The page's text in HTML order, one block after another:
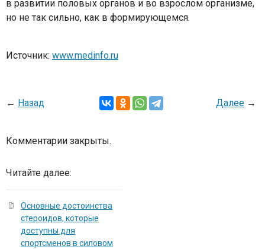
в развитии половых органов и во взрослом организме,
но не так сильно, как в формирующемся.
Источник: www.medinfo.ru
← Назад Далее →
Комментарии закрыты.
Читайте далее:
Основные достоинства
стероидов, которые
доступны для
спортсменов в силовом